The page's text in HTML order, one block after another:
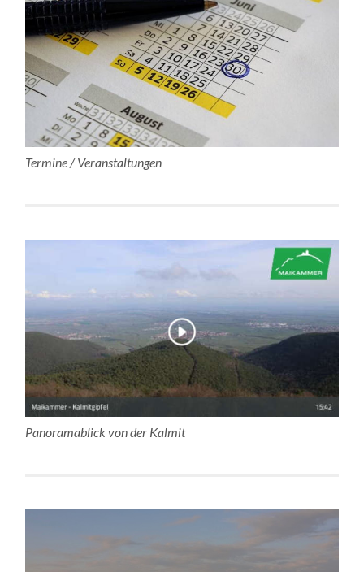
Termine / Veranstaltungen
Panoramablick von der Kalmit